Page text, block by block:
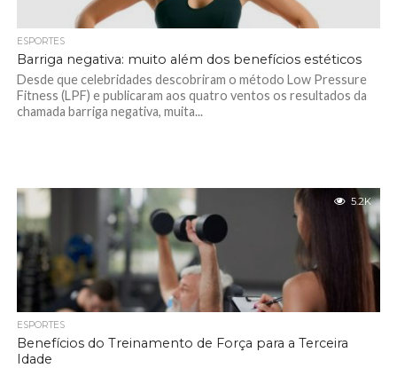
ESPORTES
Barriga negativa: muito além dos benefícios estéticos
Desde que celebridades descobriram o método Low Pressure
Fitness (LPF) e publicaram aos quatro ventos os resultados da
chamada barriga negativa, muita...
5.2K
ESPORTES
Benefícios do Treinamento de Força para a Terceira
Idade